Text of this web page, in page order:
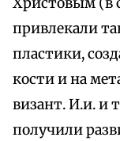
привлекали
пластики,
кости и на
визант. И.и. и
получили